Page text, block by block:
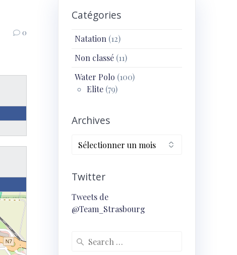
0
Catégories
Natation (12)
Non classé (11)
Water Polo (100)
Elite (79)
Archives
Archives
Twitter
Tweets de
@Team_Strasbourg
Search